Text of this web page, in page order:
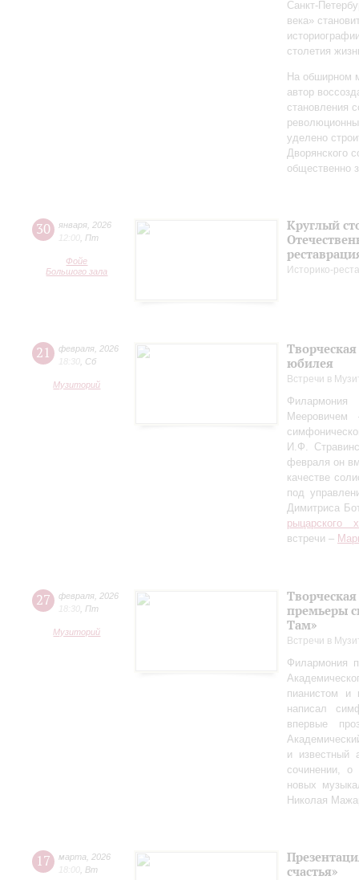
века»
столетия
На обширном
автор
становления
уделено
Дворянского
общественно
30 января 2026
Пт
Фойе
Большого зала
Круглый
Историко-
21 февраля 2026
18:30
Сб
Музиторий
юбилея
Встречи в
Мееровичем
И.Ф.
февраля он
качестве
под
Димитриса
рыцарского
встречи –
27 февраля 2026
18:30 Пт
Музиторий
премьеры
Там»
Встречи в
Филармония
пианистом и
написал
впервые
и известный
сочинении,
новых
Николая
17 марта
2026
18:00 Вт
счастья»